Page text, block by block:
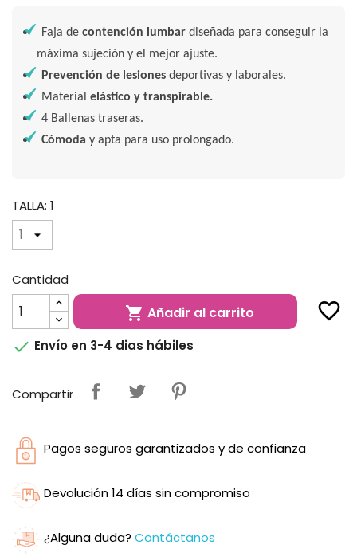
Faja decontención lumbar diseñada para conseguir la
máxima sujeción y el mejor ajuste.
Prevención de lesiones deportivas y laborales.
Materialelástico y transpirable.
4 Ballenas traseras.
Cómoda y apta para uso prolongado.
TALLA: 1
Cantidad
 Añadir al carrito favorite_border
 Envío en 3-4 dias hábiles
Compartir
Pagos seguros garantizados y de confianza
Devolución 14 días sin compromiso
¿Alguna duda? Contáctanos